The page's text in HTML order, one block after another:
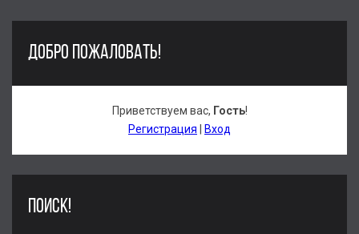
ДОБРО ПОЖАЛОВАТЬ!
Приветствуем вас, Гость!
Регистрация
Вход
ПОИСК!